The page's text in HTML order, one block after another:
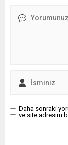
Daha sonraki
ve site adresim